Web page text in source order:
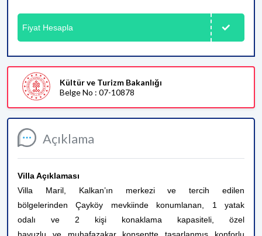
Açıklama
Villa Açıklaması
Villa Maril, Kalkan’ın merkezi ve tercih edilen
bölgelerinden Çayköy mevkiinde konumlanan, 1 yatak
odalı ve 2 kişi konaklama kapasiteli, özel
Fiyat Hesapla
Kültür ve Turizm Bakanlığı
Belge No : 07-10878